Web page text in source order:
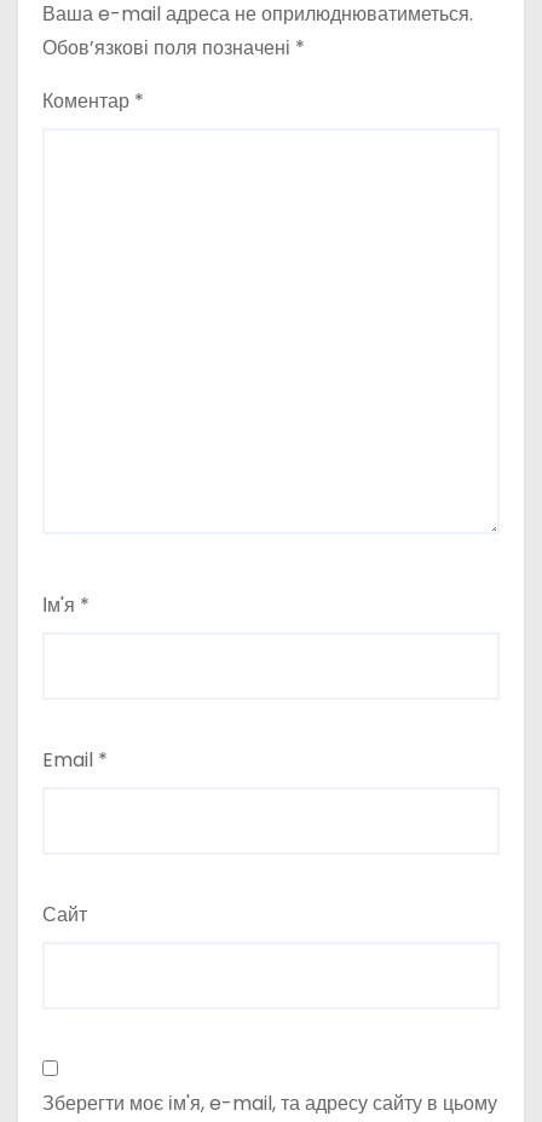
Ваша e-mail адреса не оприлюднюватиметься.
Обов’язкові поля позначені *
Коментар *
Ім'я *
Email *
Сайт
Зберегти моє ім'я, e-mail, та адресу сайту в цьому